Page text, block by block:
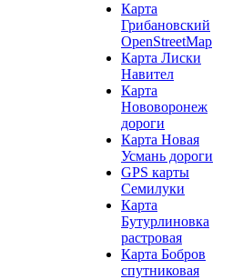
Карта
Грибановский
OpenStreetMap
Карта Лиски
Навител
Карта
Нововоронеж
дороги
Карта Новая
Усмань дороги
GPS карты
Семилуки
Карта
Бутурлиновка
растровая
Карта Бобров
спутниковая